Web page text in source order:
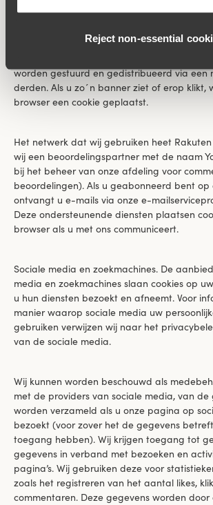
Reject non‑essential
die hun eigen cookies gebruiken om ons in
worden gestuurd en gedistribueerd via een
derden. Als u zo´n banner ziet of erop klikt,
browser een cookie geplaatst.
Het netwerk dat wij gebruiken heet
wij een beoordelingspartner met de naam
bij het beheer van onze afdeling voor
beoordelingen). Als u geabonneerd bent op
ontvangt u e-mails via onze e-
Deze ondersteunende diensten plaatsen
browser als u met ons communiceert.
Sociale media en zoekmachines. De
media en zoekmachines slaan cookies op
u hun diensten bezoekt en afneemt. Voor
manier waarop sociale media uw
gebruiken verwijzen wij naar het
van de sociale media.
Wij kunnen worden beschouwd als
met de providers van sociale media, van de
worden verzameld als u onze pagina op
bezoekt (voor zover het de gegevens
toegang hebben). Wij krijgen toegang tot
gegevens in verband met bezoeken en
pagina’s. Wij gebruiken deze voor
zoals het registreren van het aantal likes,
commentaren. Deze gegevens worden